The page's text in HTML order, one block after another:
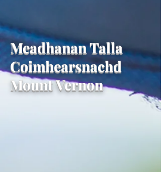
Meadhanan Talla
Coimhearsnachd
Mount Vernon